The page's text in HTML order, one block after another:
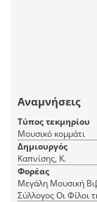
Αναμνήσεις
Τύπος τεκμηρίου
Μουσικό κομμάτι
Δημιουργός
Καπνίσης, Κ.
Φορέας
Μεγάλη Μουσική
Σύλλογος Οι Φίλοι